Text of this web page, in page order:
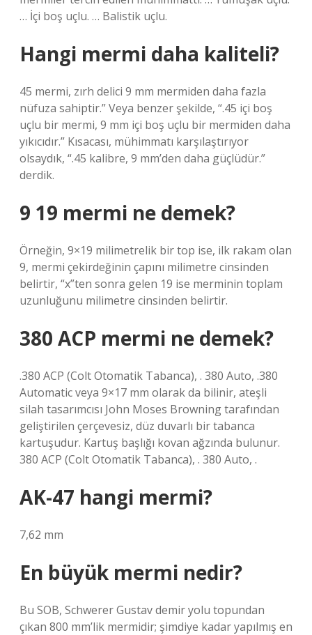
… İçi boş uçlu. … Balistik uçlu.
Hangi mermi daha kaliteli?
45 mermi, zırh delici 9 mm mermiden daha fazla
nüfuza sahiptir.” Veya benzer şekilde, “.45 içi boş
uçlu bir mermi, 9 mm içi boş uçlu bir mermiden daha
yıkıcıdır.” Kısacası, mühimmatı karşılaştırıyor
olsaydık, “.45 kalibre, 9 mm’den daha güçlüdür.”
derdik.
9 19 mermi ne demek?
Örneğin, 9×19 milimetrelik bir top ise, ilk rakam olan
9, mermi çekirdeğinin çapını milimetre cinsinden
belirtir, “x”ten sonra gelen 19 ise merminin toplam
uzunluğunu milimetre cinsinden belirtir.
380 ACP mermi ne demek?
.380 ACP (Colt Otomatik Tabanca), . 380 Auto, .380
Automatic veya 9×17 mm olarak da bilinir, ateşli
silah tasarımcısı John Moses Browning tarafından
geliştirilen çerçevesiz, düz duvarlı bir tabanca
kartuşudur. Kartuş başlığı kovan ağzında bulunur.
380 ACP (Colt Otomatik Tabanca), . 380 Auto, .
AK-47 hangi mermi?
7,62 mm
En büyük mermi nedir?
Bu SOB, Schwerer Gustav demir yolu topundan
çıkan 800 mm’lik mermidir; şimdiye kadar yapılmış en